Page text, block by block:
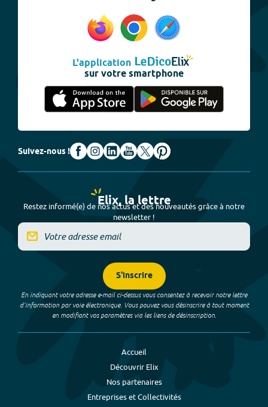
L'application
sur votre smartphone
Suivez-nous !
Elix, la lettre
Restez informé(e) de nos actus et des nouveautés grâce à notre
newsletter !
S'inscrire
En indiquant votre adresse e-mail ci-dessus vous consentez à recevoir notre lettre
d’information par voie électronique. Vous pouvez vous désinscrire à tout moment
en modifiant vos paramètres via les liens de désinscription.
Accueil
Découvrir Elix
Nos partenaires
Entreprises et Collectivités